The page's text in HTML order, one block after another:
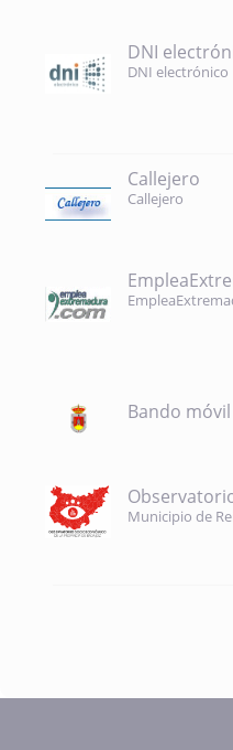
DNI
DNI electrónico
Callejero
Callejero
Bando móvil
Municipio de